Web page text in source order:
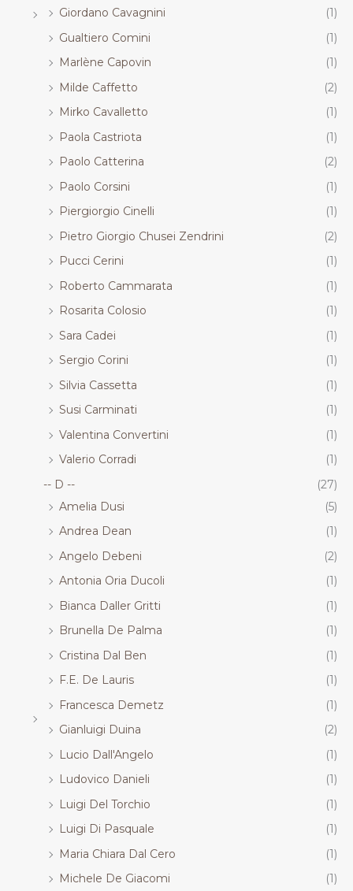
Giordano Cavagnini
(1)
Gualtiero Comini
(1)
Marlène Capovin
(1)
Milde Caffetto
(2)
Mirko Cavalletto
(1)
Paola Castriota
(1)
Paolo Catterina
(2)
Paolo Corsini
(1)
Piergiorgio Cinelli
(1)
Pietro Giorgio Chusei Zendrini
(2)
Pucci Cerini
(1)
Roberto Cammarata
(1)
Rosarita Colosio
(1)
Sara Cadei
(1)
Sergio Corini
(1)
Silvia Cassetta
(1)
Susi Carminati
(1)
Valentina Convertini
(1)
Valerio Corradi
(1)
-- D --
(27)
Amelia Dusi
(5)
Andrea Dean
(1)
Angelo Debeni
(2)
Antonia Oria Ducoli
(1)
Bianca Daller Gritti
(1)
Brunella De Palma
(1)
Cristina Dal Ben
(1)
F.E. De Lauris
(1)
Francesca Demetz
(1)
Gianluigi Duina
(2)
Lucio Dall'Angelo
(1)
Ludovico Danieli
(1)
Luigi Del Torchio
(1)
Luigi Di Pasquale
(1)
Maria Chiara Dal Cero
(1)
Michele De Giacomi
(1)